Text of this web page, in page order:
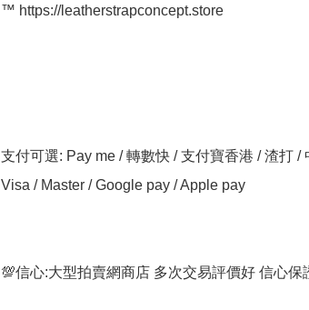
™️ https://leatherstrapconcept.store
支付可選: Pay me / 轉數快 / 支付寶香港 / 渣打 /
Visa / Master / Google pay / Apple pay
💯信心:大型拍賣網商店 多次交易評價好 信心保